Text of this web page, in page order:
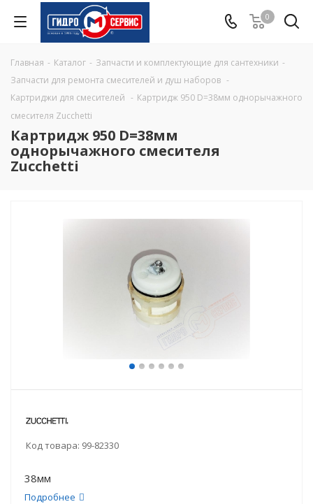
0
Главная - Каталог - Запчасти и комплектующие для сантехники -
Запчасти для ремонта смесителей и душ наборов -
Картриджи для смесителей - Картридж 950 D=38мм однорычажного
смесителя Zucchetti
Картридж 950 D=38мм
однорычажного смесителя
Zucchetti
Код товара: 99-82330
38мм
Подробнее